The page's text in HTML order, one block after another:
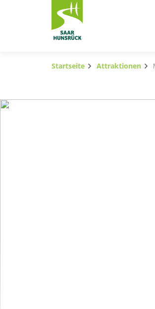
Zum Hauptinhalt springen
Subnavigation umschalten
Startseite Attraktionen